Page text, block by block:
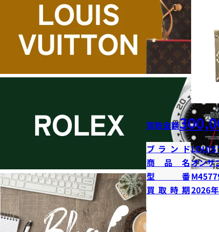
買取金額
ブランドLOUIS
商品名オンザ
型番
買取時期2026